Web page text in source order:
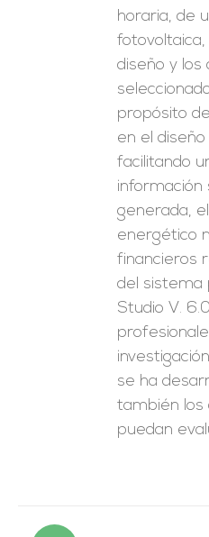
horaria, de
diseño y los
propósito
en el
facilitando
información
generada,
energético
financieros
del sistema
Studio V.
se ha
también los
puedan